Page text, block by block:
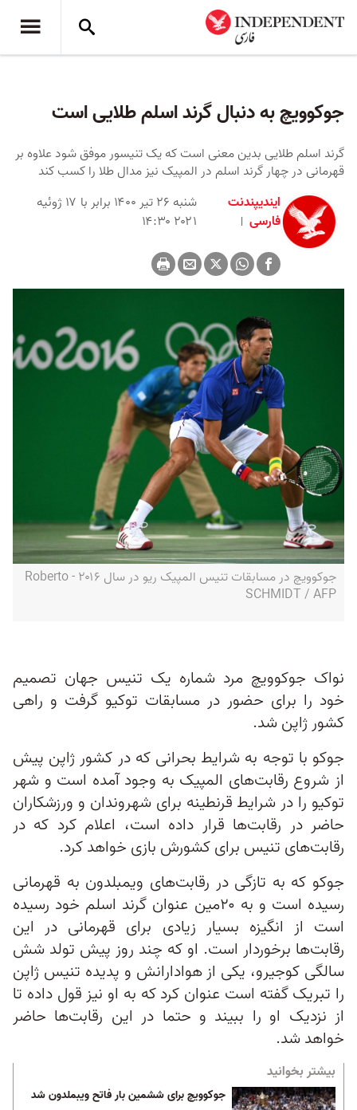
جوکوویچ به دنبال گرند اسلم طلایی است
گرند اسلم طلایی بدین معنی است که یک تنیسور موفق شود علاوه بر
قهرمانی در چهار گرند اسلم در المپیک نیز مدال طلا را کسب کند
ایندیپندنت
فارسی
شنبه ۲۶ تیر ۱۴۰۰ برابر با ۱۷ ژوئیه
۲۰۲۱ ۱۴:۳۰
جوکوویچ در مسابقات تنیس المپیک ریو در سال ۲۰۱۶ - Roberto
SCHMIDT / AFP
نواک جوکوویچ مرد شماره یک تنیس جهان تصمیم
خود را برای حضور در مسابقات توکیو گرفت و راهی
کشور ژاپن شد.
جوکو با توجه به شرایط بحرانی که در کشور ژاپن پیش
از شروع رقابت‌های المپیک به وجود آمده است و شهر
توکیو را در شرایط قرنطینه برای شهروندان و ورزشکاران
حاضر در رقابت‌ها قرار داده است، اعلام کرد که در
رقابت‌های تنیس برای کشورش بازی خواهد کرد.
جوکو که به تازگی در رقابت‌های ویمبلدون به قهرمانی
رسیده است و به ۲۰‌مین عنوان گرند اسلم خود رسیده
است از انگیزه بسیار زیادی برای قهرمانی در این
رقابت‌ها برخوردار است. او که چند روز پیش تولد شش
سالگی کوجیرو، یکی از هوادارانش و پدیده تنیس ژاپن
را تبریک گفته است عنوان کرد که به او نیز قول داده تا
از نزدیک او را ببیند و حتما در این رقابت‌ها حاضر
خواهد شد.
بیشتر بخوانید
جوکوویچ برای ششمین بار فاتح ویبملدون شد